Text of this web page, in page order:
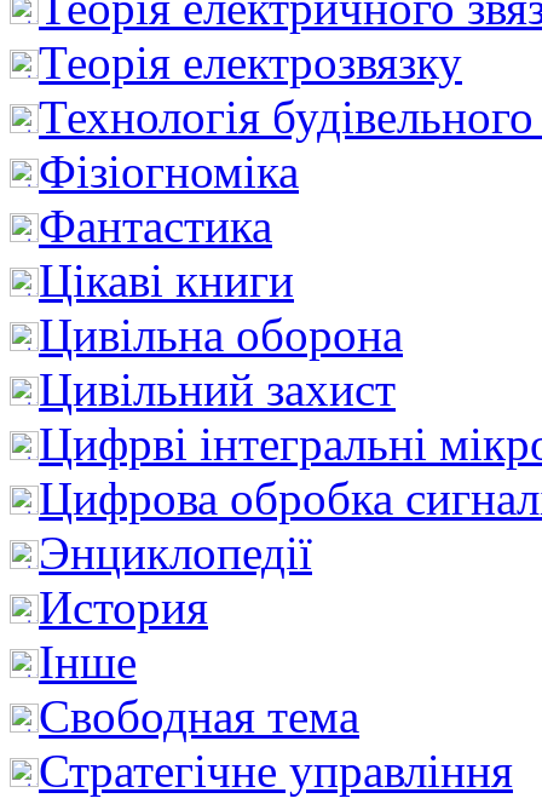
Теорія електрозвязку
Технологія
Фізіогноміка
Фантастика
Цікаві книги
Цивільна оборона
Цивільний захист
Цифрві інтегральні
Цифрова обробка
Энциклопедії
История
Інше
Свободная тема
Стратегічне управління